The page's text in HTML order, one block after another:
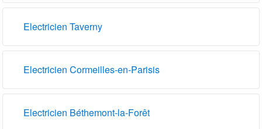
Electricien Taverny
Electricien Cormeilles-en-Parisis
Electricien Béthemont-la-Forêt